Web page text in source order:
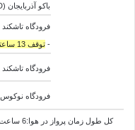
باکو آذربایجان (GYD)
- توقف 13 ساعته
فرودگاه تاشکند Tashkent ازبکستان (TAS)
فرودگاه نوکوس Nukus ازبکستان (NCU)